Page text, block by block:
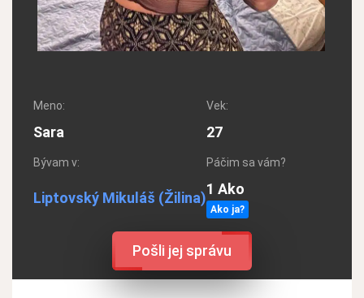
Meno:
Sara
Vek:
27
Bývam v:
Liptovský Mikuláš (Žilina)
Páčim sa vám?
1 Ako
Ako ja?
Pošli jej správu